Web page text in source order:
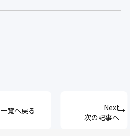
一覧へ戻る
次の記事へ